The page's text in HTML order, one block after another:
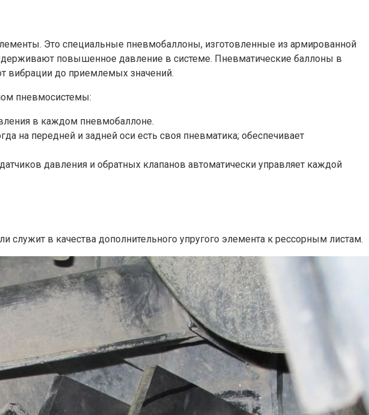
Это специальные пневмобаллоны, изготовленные из армированной
повышенное давление в системе. Пневматические баллоны в
вибрации до приемлемых значений.
пневмосистемы:
в каждом пневмобаллоне.
на передней и задней оси есть своя пневматика; обеспечивает
давления и обратных клапанов автоматически управляет каждой
в качества дополнительного упругого элемента к рессорным листам.